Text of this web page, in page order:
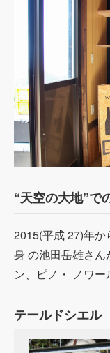
“天空の大地”で
2015(平成 27)年
身 の池田岳雄さん
ン、ピノ・ ノワー
テールドシエル